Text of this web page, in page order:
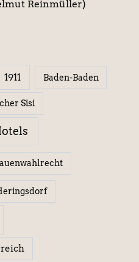
Reinmüller)
1911 Baden-Baden
Sisi